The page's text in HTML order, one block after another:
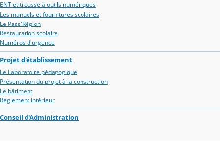
ENT et trousse à outils numériques
Les manuels et fournitures scolaires
Le Pass'Région
Restauration scolaire
Numéros d'urgence
Projet d'établissement
Le Laboratoire pédagogique
Présentation du projet à la construction
Le bâtiment
Règlement intérieur
Conseil d'Administration